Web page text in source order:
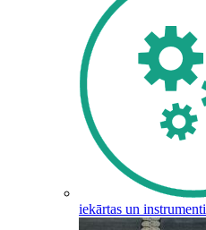
iekārtas un instrumenti